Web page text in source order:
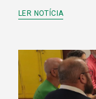
LER NOTÍCIA